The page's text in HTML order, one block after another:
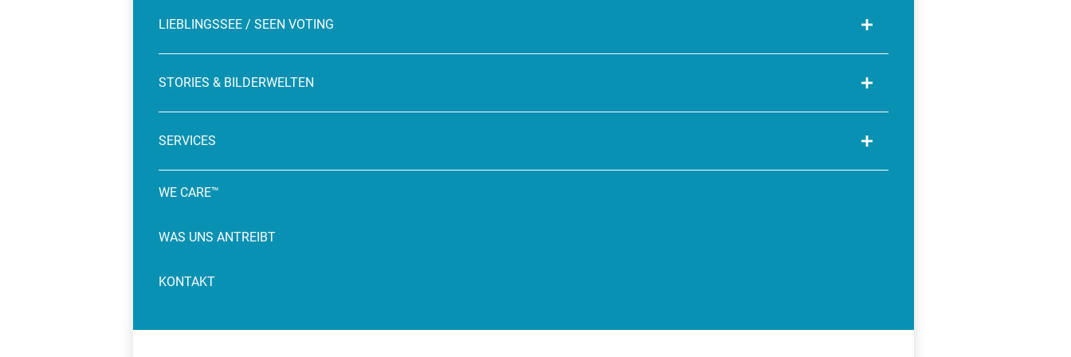
LIEBLINGSSEE / SEEN VOTING
STORIES & BILDERWELTEN
SERVICES
WE CARE™
WAS UNS ANTREIBT
KONTAKT